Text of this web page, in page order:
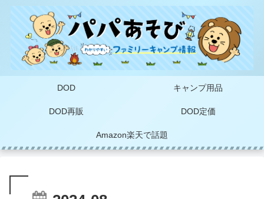
DOD キャンプ用品
DOD再販 DOD定価
Amazon楽天で話題